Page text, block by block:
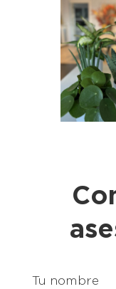
Tu nombre